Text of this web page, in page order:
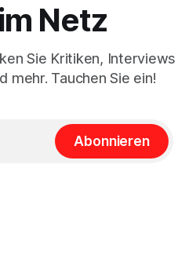
Netz
Sie Kritiken, Interviews
mehr. Tauchen Sie ein!
Abonnieren